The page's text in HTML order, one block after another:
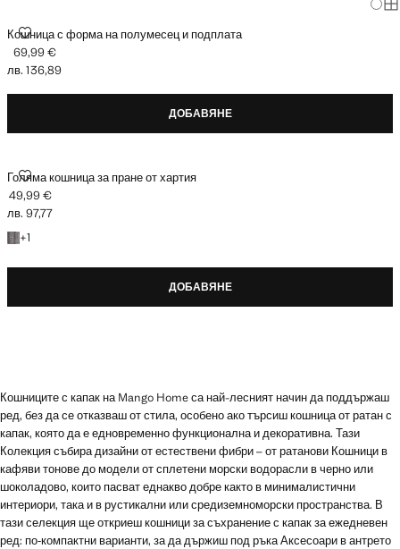
Кошница с форма на полумесец и подплата
КОШНИЦА С ФОРМА НА ПОЛУМЕСЕЦ И ПОДПЛАТА
Текуща цена [69,99 € лв. 136,89]
69,99 €
лв. 136,89
ДОБАВЯНЕ
Голяма кошница за пране от хартия
ГОЛЯМА КОШНИЦА ЗА ПРАНЕ ОТ ХАРТИЯ
Текуща цена [49,99 € лв. 97,77]
49,99 €
лв. 97,77
+1
+ 1 цвят
ДОБАВЯНЕ
Кошниците с капак на Mango Home са най-лесният начин да поддържаш
ред, без да се отказваш от стила, особено ако търсиш кошница от ратан с
капак, която да е едновременно функционална и декоративна. Тази
Колекция събира дизайни от естествени фибри – от ратанови Кошници в
кафяви тонове до модели от сплетени морски водорасли в черно или
шоколадово, които пасват еднакво добре както в минималистични
интериори, така и в рустикални или средиземноморски пространства. В
тази селекция ще откриеш кошници за съхранение с капак за ежедневен
ред: по‑компактни варианти, за да държиш под ръка Аксесоари в антрето